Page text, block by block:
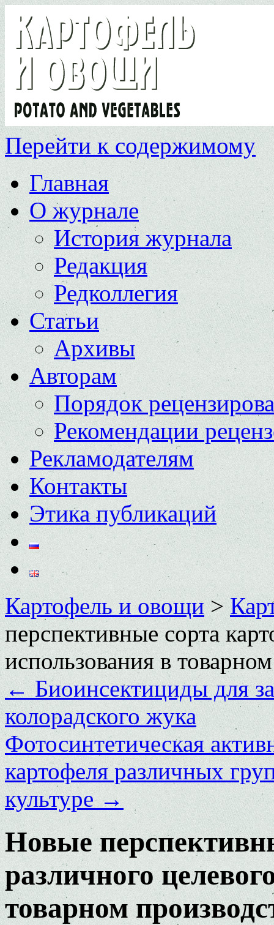
Перейти к содержимому
Главная
О журнале
История журнала
Редакция
Редколлегия
Статьи
Архивы
Авторам
Порядок
Рекомендации
Рекламодателям
Контакты
Этика публикаций
Картофель и овощи>
перспективные сорта
использования в
←Биоинсектициды для
колорадского жука
Фотосинтетическая
картофеля различных
культуре→
Новые
различного
товарном